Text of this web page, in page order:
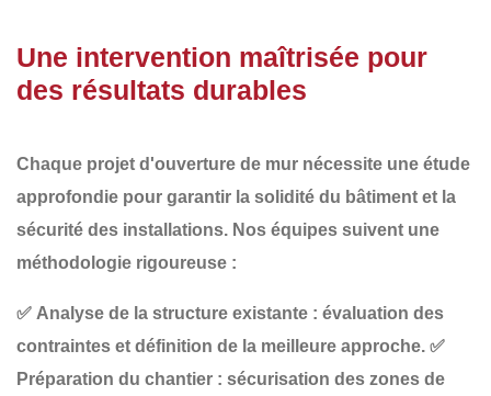
Une intervention maîtrisée pour
des résultats durables
Chaque projet d'ouverture de mur nécessite une étude
approfondie pour garantir la solidité du bâtiment et la
sécurité des installations. Nos équipes suivent une
méthodologie rigoureuse :
✅ Analyse de la structure existante : évaluation des
contraintes et définition de la meilleure approche. ✅
Préparation du chantier : sécurisation des zones de